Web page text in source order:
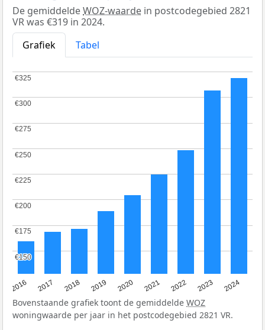
De gemiddeldeWOZ-waarde in postcodegebied 2821
VR was €319 in 2024.
Grafiek
Tabel
2016 2017 2018 2019 2020 2021 2022 2023 2024
€150
€150
€175
€175
€200
€200
€225
€225
€250
€250
€275
€275
€300
€300
€325
€325
Bovenstaande grafiek toont de gemiddelde WOZ
woningwaarde per jaar in het postcodegebied 2821 VR.